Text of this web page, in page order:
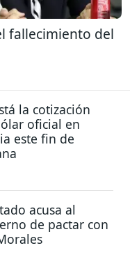
fallecimiento del
la cotización
oficial en
este fin de
acusa al
de pactar con